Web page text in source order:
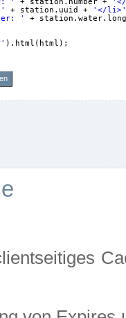
'
+ station.uuid +
'</li>'
'
+
).html(html);